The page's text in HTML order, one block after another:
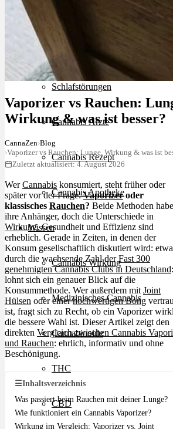
Chronische Migräne
Depressionen
Schlafstörungen
Cannabis Ärzte
Cannabis Rezept
Cannabis Apotheke
Wissen
Cannabis Wirkung
Medizinisches Cannabis
Cannabinoide
THC
CBD
Vaporizer vs Rauchen:
Wirkung & was ist besser?
CannaZen›Blog
›Vaporizer vs Rauchen: Lunge, Wirkung & was ist
Zuletzt aktualisiert: 4. August 2026
WerCannabis konsumiert, steht früher oder
später vor der Frage:Vaporizeroder
klassisches Rauchen? Beide Methoden
ihre Anhänger, doch die Unterschiede in
Wirkung, Gesundheit und Effizienz sind
erheblich. Gerade in Zeiten, in denen der
Konsum gesellschaftlich diskutiert wird: etwa
durch die wachsende Zahl derFast 300
genehmigten Cannabis Clubs in Deutschland:
lohnt sich ein genauer Blick auf die
Konsummethode. Wer außerdem mit Joint
Hülsen oder einerhochwertigen Bong
ist, fragt sich zu Recht, ob ein Vaporizer
die bessere Wahl ist. Dieser Artikel zeigt den
direkten Vergleich zwischen Cannabis
und Rauchen: ehrlich, informativ und ohne
Beschönigung.
☰Inhaltsverzeichnis
Was passiert beim Rauchen mit deiner Lunge?
Wie funktioniert ein Cannabis Vaporizer?
Wirkung im Vergleich: Vaporizer vs. Joint